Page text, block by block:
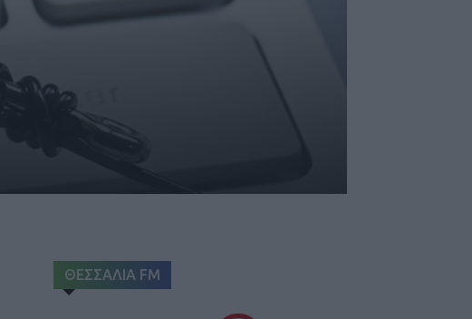
ΘΕΣΣΑΛΙΑ FM